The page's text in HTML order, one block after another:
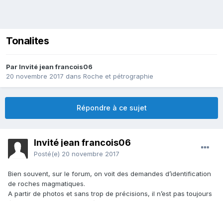
Tonalites
Par Invité jean francois06
20 novembre 2017 dans Roche et pétrographie
Répondre à ce sujet
Invité jean francois06
Posté(e) 20 novembre 2017
Bien souvent, sur le forum, on voit des demandes d’identification
de roches magmatiques.
A partir de photos et sans trop de précisions, il n’est pas toujours